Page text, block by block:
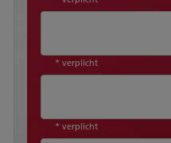
* verplicht
* verplicht